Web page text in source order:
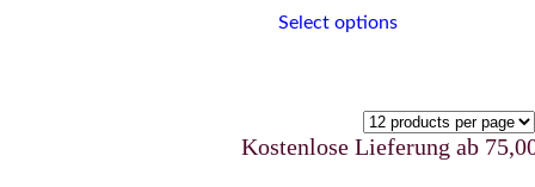
Select optionsproduct
The
options
may
Kostenlose Lieferung ab 75,00